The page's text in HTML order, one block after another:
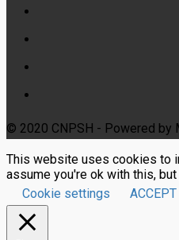
© 2020 CNPSH - Powered by
This website uses cookies to
assume you're ok with this,
Cookie settings
ACCEPT